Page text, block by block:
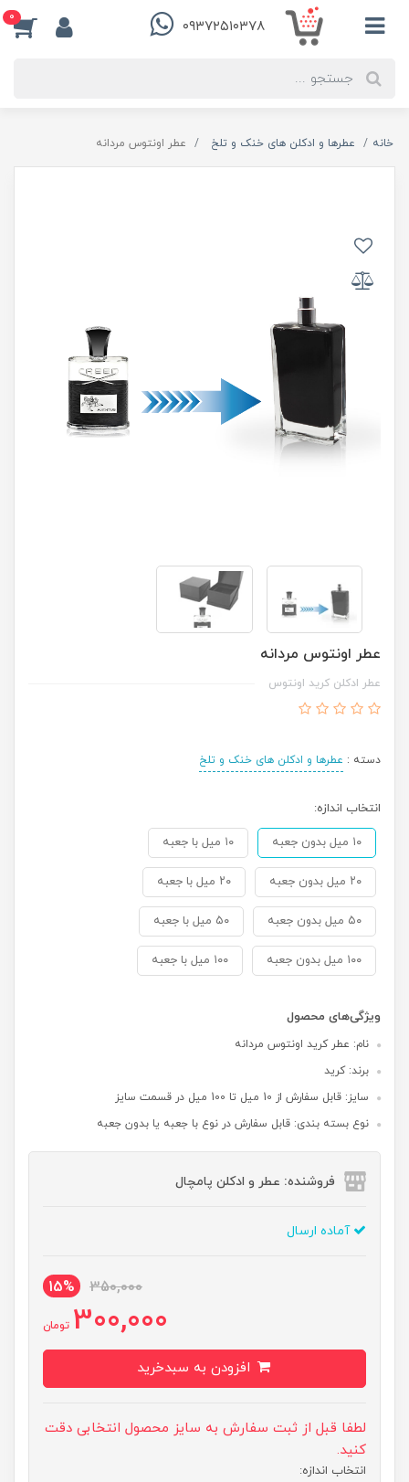
۰۹۳۷۲۵۱۰۳۷۸
0
خانه عطرها و ادکلن های خنک و تلخ عطر اونتوس مردانه
عطر اونتوس مردانه
عطر ادکلن کرید اونتوس
دسته : عطرها و ادکلن های خنک و تلخ
انتخاب اندازه:
۱۰ میل بدون جعبه ۱۰ میل با جعبه
۲۰ میل بدون جعبه ۲۰ میل با جعبه
۵۰ میل بدون جعبه ۵۰ میل با جعبه
۱۰۰ میل بدون جعبه ۱۰۰ میل با جعبه
ویژگی‌های محصول
نام: عطر کرید اونتوس مردانه
برند: کرید
سایز: قابل سفارش از 10 میل تا 100 میل در قسمت سایز
نوع بسته بندی: قابل سفارش در نوع با جعبه یا بدون جعبه
فروشنده: عطر و ادکلن پامچال
آماده ارسال
350,000
15%
300,000 تومان
لطفا قبل از ثبت سفارش به سایز محصول انتخابی دقت
کنید.
انتخاب اندازه: